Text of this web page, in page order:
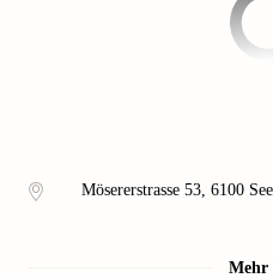
Mösererstrasse 53, 6100
Mehr